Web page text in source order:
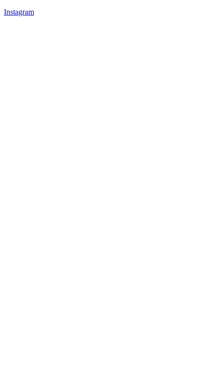
Instagram